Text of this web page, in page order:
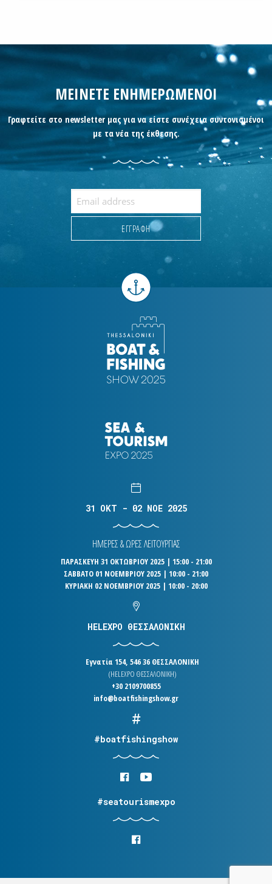
ΜΕΙΝΕΤΕ ΕΝΗΜΕΡΩΜΕΝΟΙ
Γραφτείτε στο newsletter μας για να είστε συνέχεια συντονισμένοι
με τα νέα της έκθεσης.
31 OKT - 02 NOE 2025
ΗΜΕΡΕΣ & ΩΡΕΣ ΛΕΙΤΟΥΡΓΙΑΣ
ΠΑΡΑΣΚΕΥΗ 31 ΟΚΤΩΒΡΙΟΥ 2025 | 15:00 - 21:00
ΣΑΒΒΑΤΟ 01 ΝΟΕΜΒΡΙΟΥ 2025 | 10:00 - 21:00
ΚΥΡΙΑΚΗ 02 ΝΟΕΜΒΡΙΟΥ 2025 | 10:00 - 20:00
HELEXPO ΘΕΣΣΑΛΟΝΙΚΗ
Εγνατία 154, 546 36 ΘΕΣΣΑΛΟΝΙΚΗ
(HELEXPO ΘΕΣΣΑΛΟΝΙΚΗ)
+30 2109700855
info@boatfishingshow.gr
#boatfishingshow
#seatourismexpo